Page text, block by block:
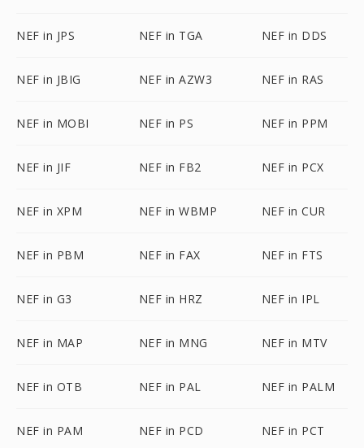
NEF in JPS NEF in TGA NEF in DDS
NEF in JBIG NEF in AZW3 NEF in RAS
NEF in MOBI NEF in PS NEF in PPM
NEF in JIF NEF in FB2 NEF in PCX
NEF in XPM NEF in WBMP NEF in CUR
NEF in PBM NEF in FAX NEF in FTS
NEF in G3 NEF in HRZ NEF in IPL
NEF in MAP NEF in MNG NEF in MTV
NEF in OTB NEF in PAL NEF in PALM
NEF in PAM NEF in PCD NEF in PCT